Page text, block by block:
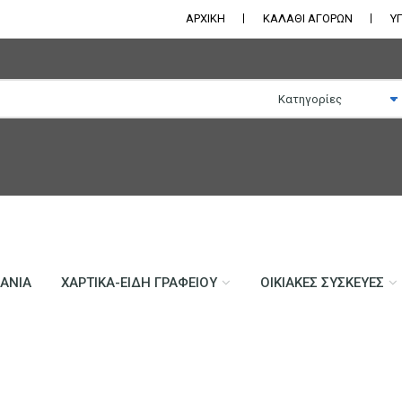
ΑΡΧΙΚΗ ΚΑΛΑΘΙ ΑΓΟΡΩΝ
ΧΑΡΤΙΚΆ-ΕΊΔΗ ΓΡΑΦΕΊΟΥ ΟΙΚΙΑΚΈΣ ΣΥΣΚΕΥΈΣ